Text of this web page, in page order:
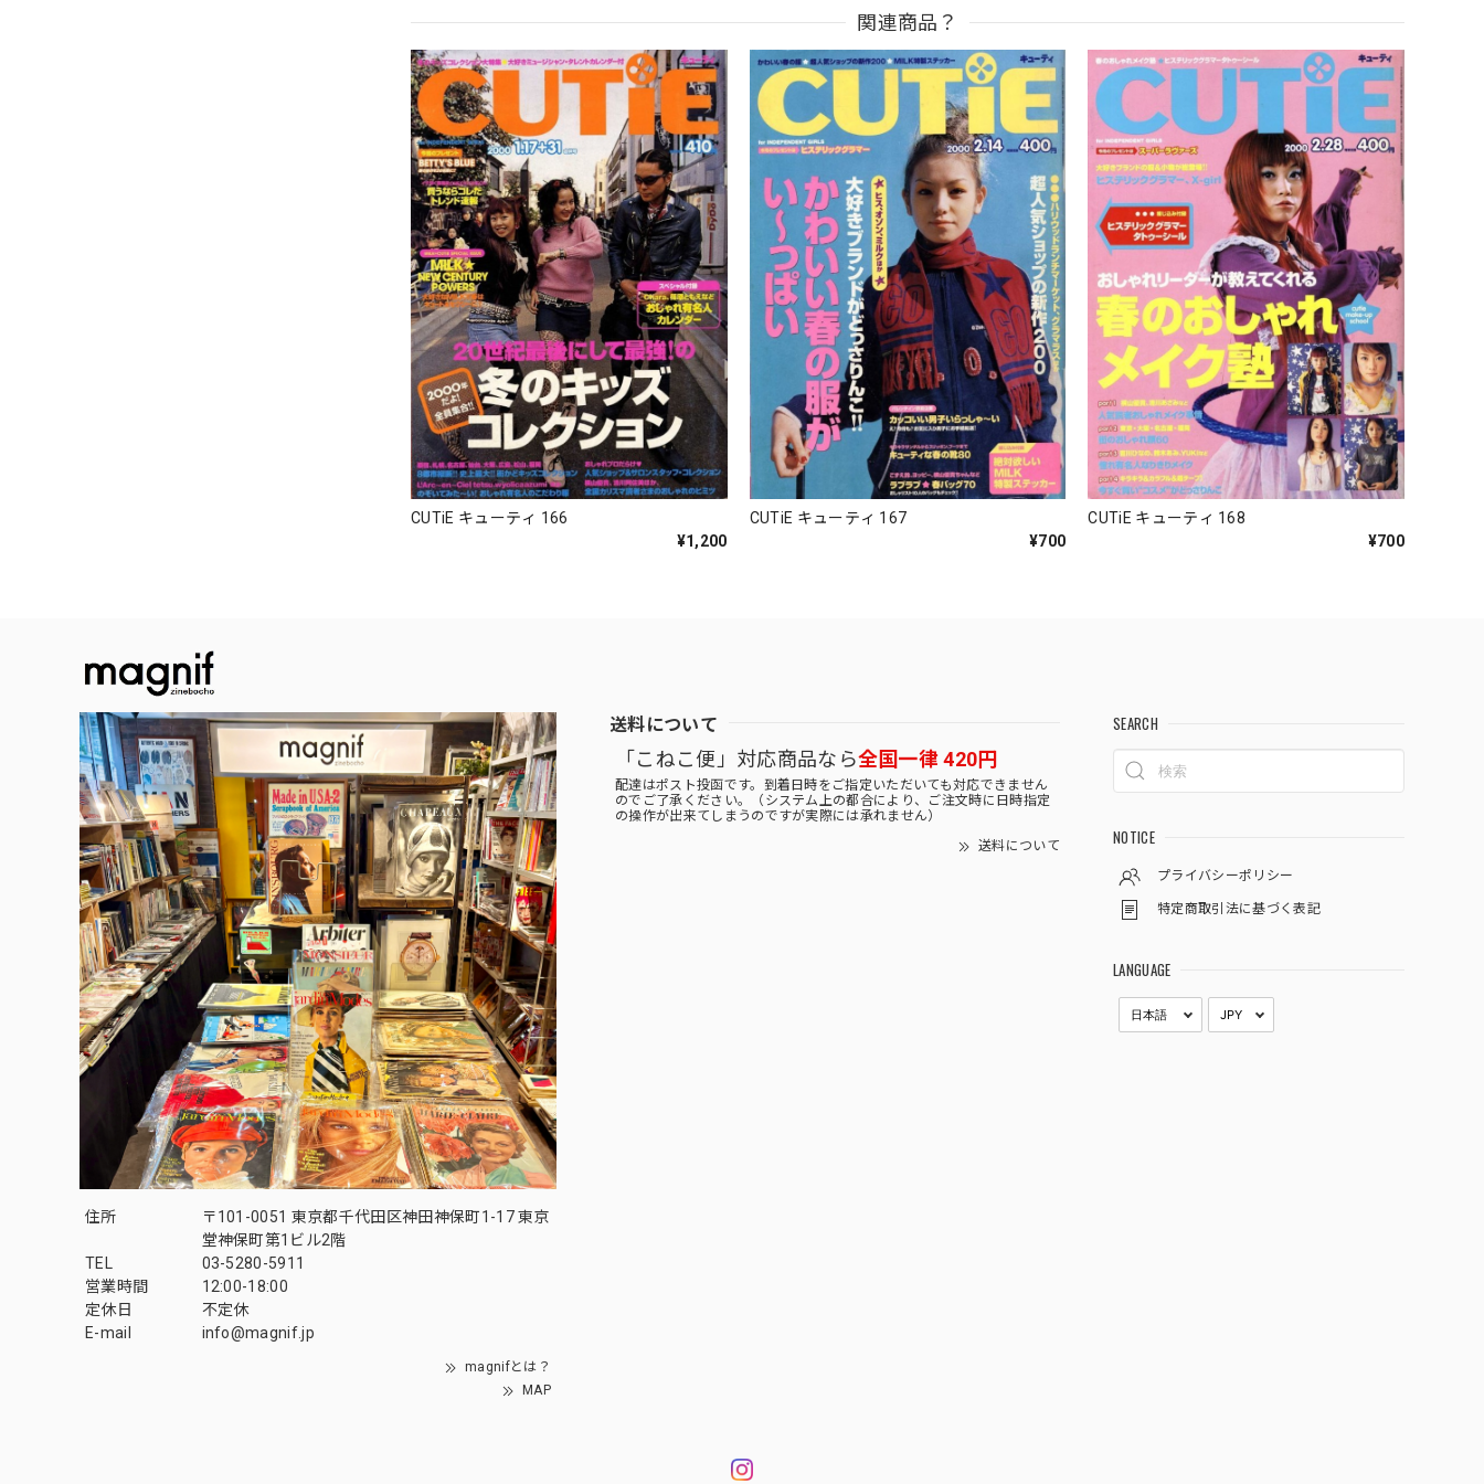
関連商品？
CUTiE キューティ 166
¥1,200
CUTiE キューティ 167
¥700
CUTiE キューティ 168
¥700
住所
〒101-0051 東京都千代田区神田神保町1-17 東京
堂神保町第1ビル2階
TEL
03-5280-5911
営業時間
12:00-18:00
定休日
不定休
E-mail
info@magnif.jp
magnifとは？
MAP
送料について
「こねこ便」対応商品なら全国一律 420円
配達はポスト投函です。到着日時をご指定いただいても対応できません
のでご了承ください。（システム上の都合により、ご注文時に日時指定
の操作が出来てしまうのですが実際には承れません）
送料について
SEARCH
NOTICE
プライバシーポリシー
特定商取引法に基づく表記
LANGUAGE